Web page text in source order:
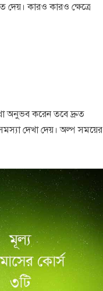
দেয়। কারও কারও ক্ষেত্রে
অনুভব করেন তবে দ্রুত
দেখা দেয়। অল্প সময়ের